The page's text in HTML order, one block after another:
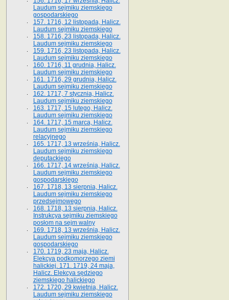
Laudum sejmiku ziemskiego
gospodarskiego
157. 1716, 12 listopada, Halicz.
Laudum sejmiku ziemskiego
158. 1716, 23 listopada, Halicz.
Laudum sejmiku ziemskiego
159. 1716, 23 listopada, Halicz.
Laudum sejmiku ziemskiego
160. 1716, 11 grudnia, Halicz.
Laudum sejmiku ziemskiego
161. 1716, 29 grudnia, Halicz.
Laudum sejmiku ziemskiego
162. 1717, 7 stycznia, Halicz.
Laudum sejmiku ziemskiego
163. 1717, 15 lutego, Halicz.
Laudum sejmiku ziemskiego
164. 1717, 15 marca, Halicz.
Laudum sejmiku ziemskiego
relacyjnego
165. 1717, 13 września, Halicz.
Laudum sejmiku ziemskiego
deputackiego
166. 1717, 14 września, Halicz.
Laudum sejmiku ziemskiego
gospodarskiego
167. 1718, 13 sierpnia, Halicz.
Laudum sejmiku ziemskiego
przedsejmowego
168. 1718, 13 sierpnia, Halicz.
Instrukcya sejmiku ziemskiego
posłom na sejm walny
169. 1718, 13 września, Halicz.
Laudum sejmiku ziemskiego
gospodarskiego
170. 1719, 23 maja, Halicz.
Elekcya podkomorzego ziemi
halickiej. 171. 1719, 24 maja,
Halicz. Elekcya sędziego
ziemskiego halickiego
172. 1720, 29 kwietnia, Halicz.
Laudum sejmiku ziemskiego